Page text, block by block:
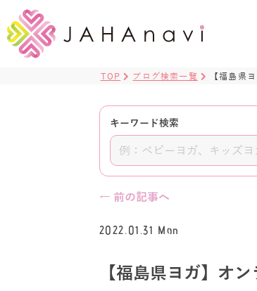
TOP ブログ検索一覧 【福島県
キーワード検索
← 前の記事へ
2022.01.31 Mon
【福島県ヨガ】オ